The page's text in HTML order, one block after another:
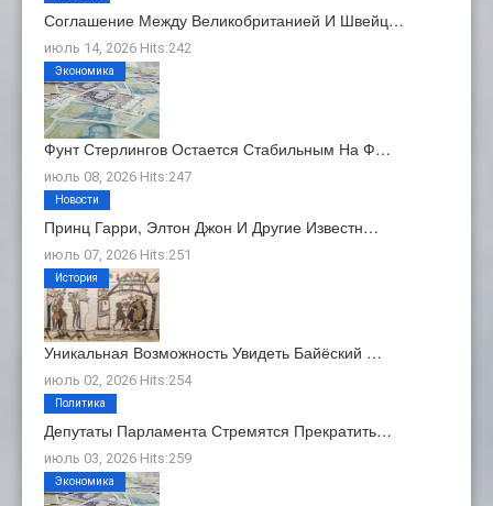
Соглашение Между Великобританией И Швейц…
июль 14, 2026 Hits:242
Фунт Стерлингов Остается Стабильным На Ф…
июль 08, 2026 Hits:247
Экономика
Принц Гарри, Элтон Джон И Другие Известн…
июль 07, 2026 Hits:251
Новости
Уникальная Возможность Увидеть Байёский …
июль 02, 2026 Hits:254
История
Депутаты Парламента Стремятся Прекратить…
июль 03, 2026 Hits:259
Политика
Экономика